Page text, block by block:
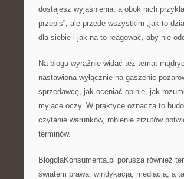
dostajesz wyjaśnienia, a obok nich
przepis”, ale przede wszystkim „jak to
dla siebie i jak na to reagować, aby nie
Na blogu wyraźnie widać też temat
nastawiona wyłącznie na gaszenie
sprzedawcę, jak oceniać opinie, jak
myjące oczy. W praktyce oznacza to
czytanie warunków, robienie zrzutów
terminów.
BlogdlaKonsumenta.pl porusza również
światem prawa: windykacja, mediacja, a